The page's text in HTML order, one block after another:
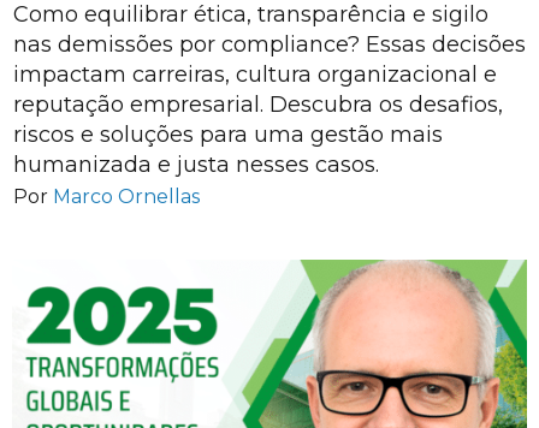
Como equilibrar ética, transparência e sigilo
nas demissões por compliance? Essas decisões
impactam carreiras, cultura organizacional e
reputação empresarial. Descubra os desafios,
riscos e soluções para uma gestão mais
humanizada e justa nesses casos.
Por Marco Ornellas